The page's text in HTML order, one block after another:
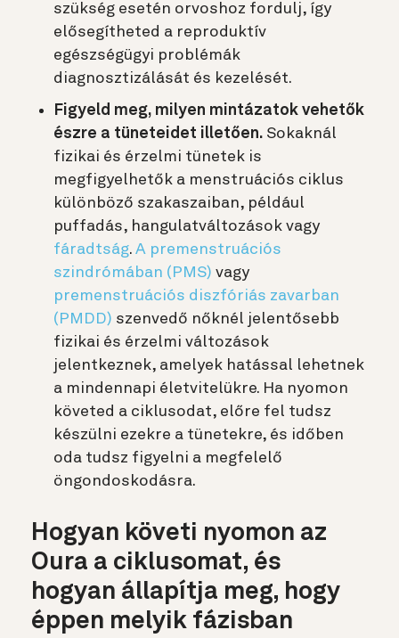
szükség esetén orvoshoz fordulj, így
elősegítheted a reproduktív
egészségügyi problémák
diagnosztizálását és kezelését.
Figyeld meg, milyen mintázatok vehetők
észre a tüneteidet illetően. Sokaknál
fizikai és érzelmi tünetek is
megfigyelhetők a menstruációs ciklus
különböző szakaszaiban, például
puffadás, hangulatváltozások vagy
fáradtság. A premenstruációs
szindrómában (PMS) vagy
premenstruációs diszfóriás zavarban
(PMDD) szenvedő nőknél jelentősebb
fizikai és érzelmi változások
jelentkeznek, amelyek hatással lehetnek
a mindennapi életvitelükre. Ha nyomon
követed a ciklusodat, előre fel tudsz
készülni ezekre a tünetekre, és időben
oda tudsz figyelni a megfelelő
öngondoskodásra.
Hogyan követi nyomon az
Oura a ciklusomat, és
hogyan állapítja meg, hogy
éppen melyik fázisban